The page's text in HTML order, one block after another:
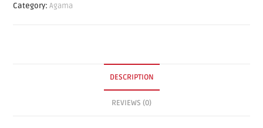
Category:Agama
DESCRIPTION
REVIEWS (0)